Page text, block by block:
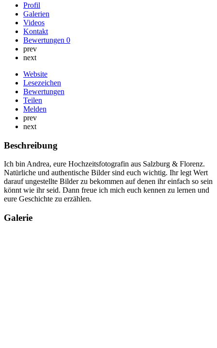
Profil
Galerien
Videos
Kontakt
Bewertungen 0
prev
next
Website
Lesezeichen
Bewertungen
Teilen
Melden
prev
next
Beschreibung
Ich bin Andrea, eure Hochzeitsfotografin aus Salzburg & Florenz.
Natürliche und authentische Bilder sind euch wichtig. Ihr legt Wert
darauf ungestellte Bilder zu bekommen auf denen ihr einfach so sein
könnt wie ihr seid. Dann freue ich mich euch kennen zu lernen und
eure Geschichte zu erzählen.
Galerie